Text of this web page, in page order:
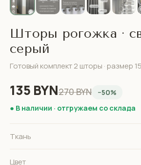
Шторы рогожка ·
серый
Готовый комплект 2 шторы · размер
135 BYN270 BYN
−50%
● В наличии · отгружаем со склада
Ткань
Цвет